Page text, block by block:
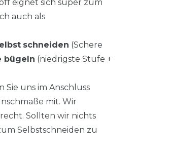
eignet sich super zum
auch als
schneiden (Schere
bügeln (niedrigste Stufe +
Sie uns im Anschluss
mit. Wir
Sollten wir nichts
Selbstschneiden zu